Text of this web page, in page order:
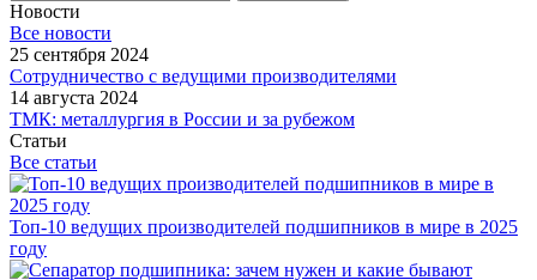
Новости
Все новости
25 сентября 2024
Сотрудничество с ведущими производителями
14 августа 2024
ТМК: металлургия в России и за рубежом
Статьи
Все статьи
Топ-10 ведущих производителей подшипников в мире в 2025
году